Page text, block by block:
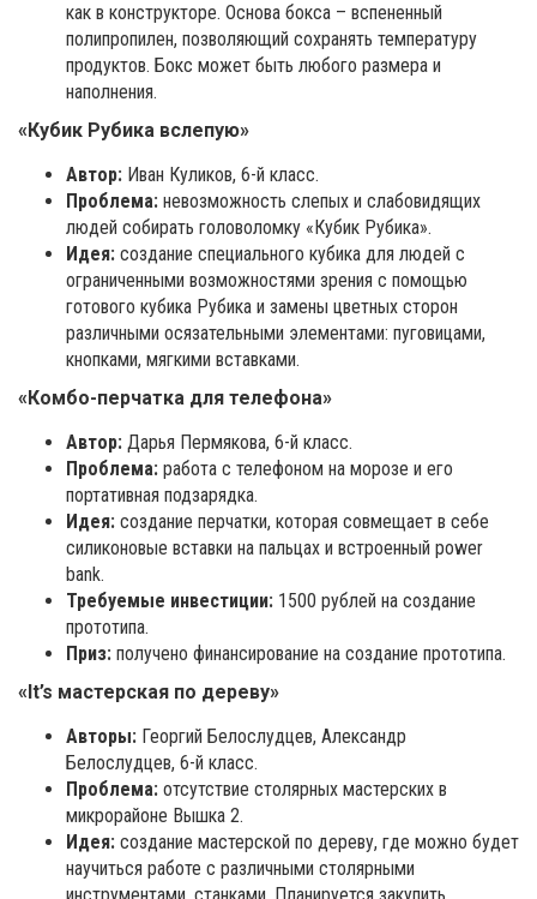
как в конструкторе. Основа бокса – вспененный
полипропилен, позволяющий сохранять температуру
продуктов. Бокс может быть любого размера и
наполнения.
«Кубик Рубика вслепую»
Автор: Иван Куликов, 6-й класс.
Проблема: невозможность слепых и слабовидящих
людей собирать головоломку «Кубик Рубика».
Идея: создание специального кубика для людей с
ограниченными возможностями зрения с помощью
готового кубика Рубика и замены цветных сторон
различными осязательными элементами: пуговицами,
кнопками, мягкими вставками.
«Комбо-перчатка для телефона»
Автор: Дарья Пермякова, 6-й класс.
Проблема: работа с телефоном на морозе и его
портативная подзарядка.
Идея: создание перчатки, которая совмещает в себе
силиконовые вставки на пальцах и встроенный power
bank.
Требуемые инвестиции: 1500 рублей на создание
прототипа.
Приз: получено финансирование на создание прототипа.
«It’s мастерская по дереву»
Авторы: Георгий Белослудцев, Александр
Белослудцев, 6-й класс.
Проблема: отсутствие столярных мастерских в
микрорайоне Вышка 2.
Идея: создание мастерской по дереву, где можно будет
научиться работе с различными столярными